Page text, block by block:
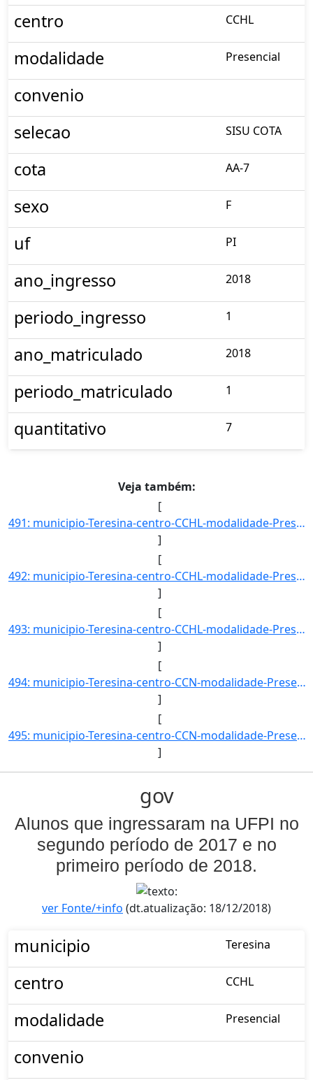
centro CCHL
modalidade Presencial
convenio
selecao
SISU COTA
cota AA-7
sexo F
uf PI
ano_ingresso 2018
periodo_ingresso 1
ano_matriculado 2018
periodo_matriculado 1
quantitativo 7
Veja também:
[
491: municipio-Teresina-centro-CCHL-modalidade-Presencial-convenio--selecao-SISU_COTA-cota-AA-7-sexo-M-uf]
]
[
492: municipio-Teresina-centro-CCHL-modalidade-Presencial-convenio--selecao-SISU-cota-AC-sexo-F-uf-PI-ano]
]
[
493: municipio-Teresina-centro-CCHL-modalidade-Presencial-convenio--selecao-SISU-cota-AC-sexo-M-uf-PI-ano]
]
[
494: municipio-Teresina-centro-CCN-modalidade-Presencial-convenio--selecao-SISU_COTA-cota-AA-1-sexo-F-uf-]
]
[
495: municipio-Teresina-centro-CCN-modalidade-Presencial-convenio--selecao-SISU_COTA-cota-AA-1-sexo-M-uf-]
]
gov
Alunos que ingressaram na UFPI no
segundo período de 2017 e no
primeiro período de 2018.
ver Fonte/+info (dt.atualização: 18/12/2018)
municipio Teresina
centro CCHL
modalidade Presencial
convenio